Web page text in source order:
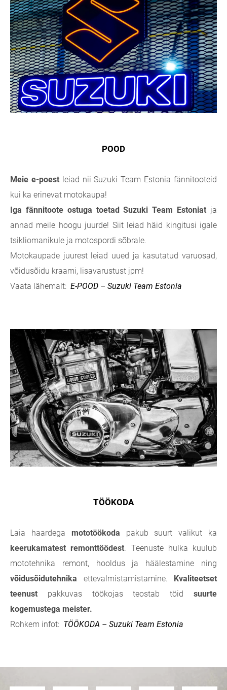
POOD
Meie e-poestleiad nii Suzuki Team Estonia fännitooteid
kui ka erinevat motokaupa!
Iga fännitoote ostuga toetad Suzuki Team Estoniat ja
annad meile hoogu juurde! Siit leiad häid kingitusi igale
tsikliomanikule ja motospordi sõbrale.
Motokaupade juurest leiad uued ja kasutatud varuosad,
võidusõidu kraami, lisavarustust jpm!
Vaata lähemalt: E-POOD – Suzuki Team Estonia
TÖÖKODA
Laia haardega mototöökoda pakub suurt valikut ka
keerukamatest remonttöödest. Teenuste hulka kuulub
mototehnika remont, hooldus ja häälestamine ning
võidusõidutehnika ettevalmistamistamine.
Kvaliteetset
teenust pakkuvas töökojas teostab töid suurte
kogemustega meister.
Rohkem infot: TÖÖKODA – Suzuki Team Estonia